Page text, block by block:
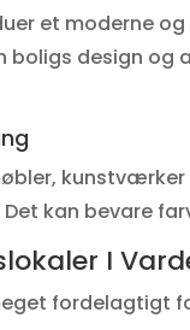
et moderne
boligs design og
kan bevare
I
fordelagtigt